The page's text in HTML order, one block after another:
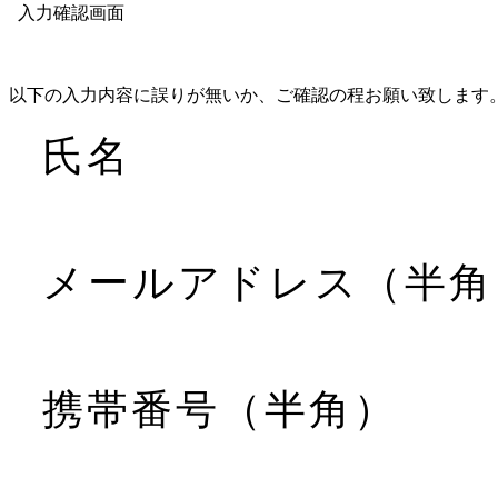
入力確認画面
以下の入力内容に誤りが無いか、ご確認の程お願い致します。
氏名
メールアドレス（半角
携帯番号（半角）